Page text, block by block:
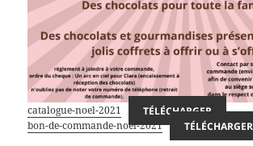
catalogue-noel-2021
TÉLÉCHARGER
bon-de-commande-noël-2021
TÉLÉCHARGER